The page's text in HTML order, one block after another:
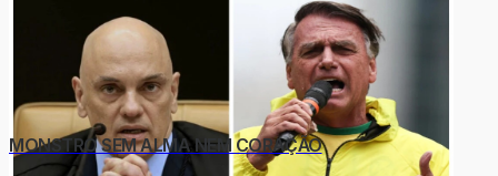
MONSTRO SEM ALMA NEM CORAÇÃO